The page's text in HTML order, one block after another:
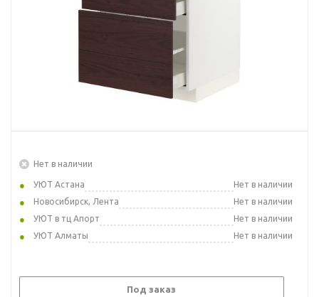
Нет в наличии
УЮТ Астана
Нет в наличии
Новосибирск, Лента
Нет в наличии
УЮТ в тц Апорт
Нет в наличии
УЮТ Алматы
Нет в наличии
Под заказ